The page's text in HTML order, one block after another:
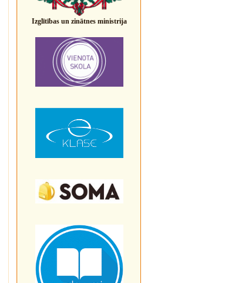
Izglītības un zinātnes ministrija